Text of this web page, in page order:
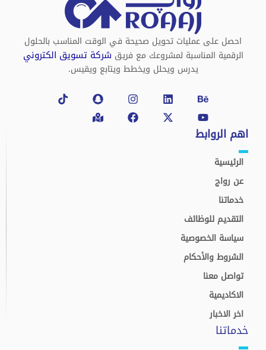
احصل على عمليات تحويل صحيحة في الوقت المناسب بالحلول
الرقمية المناسبة لمشروعك مع فريق شركة تسويق الكتروني
يدرس ويحلل ويخطط ويتابع ويقيس.
Behance
Linkedin
Instagram
Snapchat
Tiktok Youtube
X-
twitter
Facebook
Map-
marked-
alt
اهم الروابط
الرئيسية
عن رواج
خدماتنا
التقديم للوظائف
سياسة الخصوصية
الشروط والأحكام
تواصل معنا
الاكاديمية
اخر الاخبار
خدماتنا